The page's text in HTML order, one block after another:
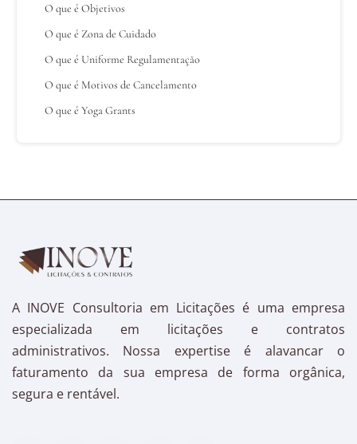
O que é Objetivos
O que é Zona de Cuidado
O que é Uniforme Regulamentação
O que é Motivos de Cancelamento
O que é Yoga Grants
A INOVE Consultoria em Licitações é uma empresa
especializada em licitações e contratos
administrativos. Nossa expertise é alavancar o
faturamento da sua empresa de forma orgânica,
segura e rentável.